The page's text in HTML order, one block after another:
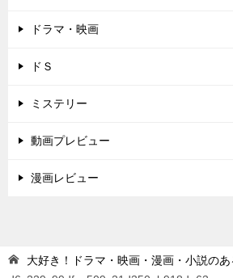
ドラマ・映画
ドＳ
ミステリー
動画プレビュー
漫画レビュー
大好き！ドラマ・映画・漫画・小説のあ